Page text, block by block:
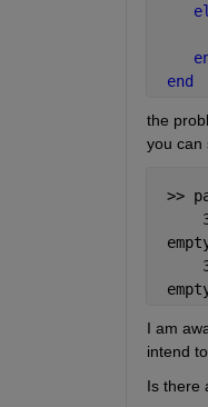
end
the
you can
>>
I am
intend
Is there